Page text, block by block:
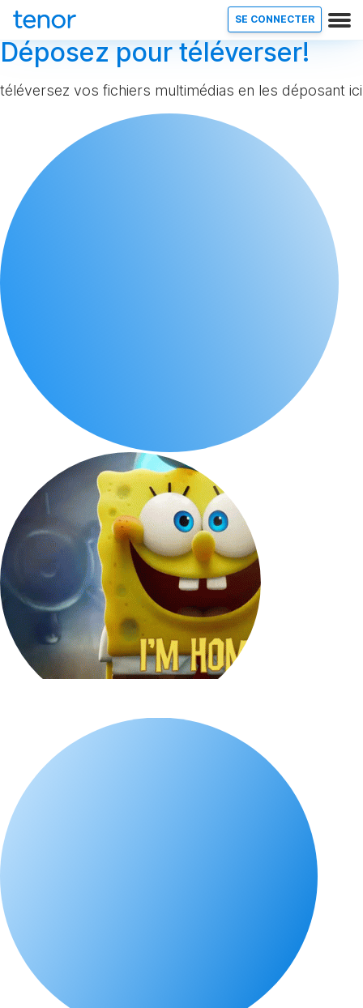
SE CONNECTER
Déposez pour téléverser!
téléversez vos fichiers multimédias en les déposant ici